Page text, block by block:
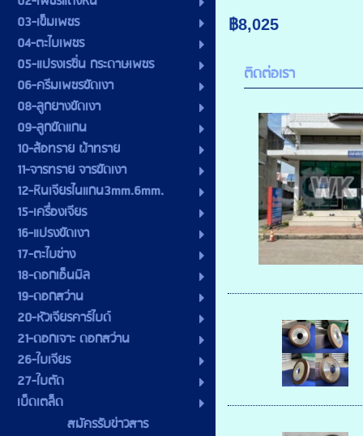
03-เข็มเพชร
04-ตะไบเพชร
05-แปรงเรซิ่น กระดาษเพชร
06-ครีมเพชรขัดเงา
08-ลูกยางขัดเงา
09-ลูกขัดแกน
10-ล้อทราย ผ้าทราย
11-จารทราย จารขัดเงา
12-หินเจียรไนแกน3mm.6mm.
15-เครื่องเจียร
16-แปรงขัดเงา
17-ตะไบช่าง
18-ดอกเอ็นมิล
19-ดอกสว่าน
20-หัวเจียรคาร์ไบด์
21-ดอกเจาะ ดอกสว่าน
26-ใบเจียร
27-ใบตัด
เบ็ดเตล็ด
สมัครรับข่าวสาร
฿8,025
ติดต่อเรา